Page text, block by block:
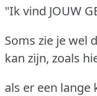
"Ik vind JOUW
Soms zie je wel
kan zijn, zoals
als er een lange